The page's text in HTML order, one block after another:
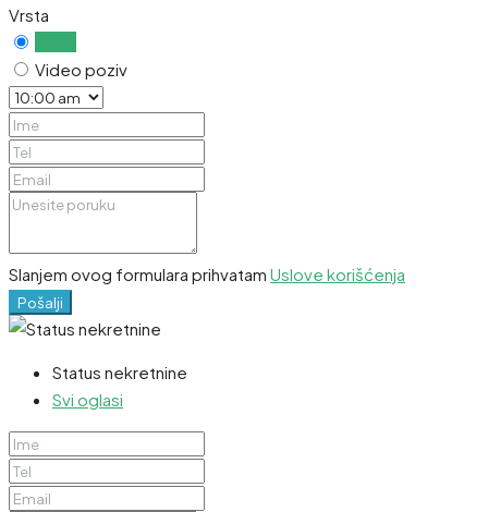
Vrsta
Video poziv
Slanjem ovog formulara prihvatam Uslove korišćenja
Pošalji
Status nekretnine
Svi oglasi